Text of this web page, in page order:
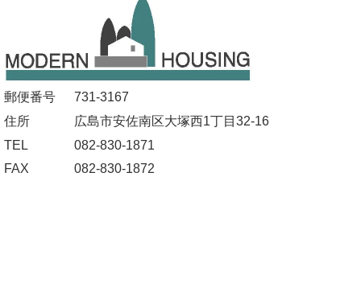
郵便番号
731-3167
住所
広島市安佐南区大塚西1丁目32-16
TEL
082-830-1871
FAX
082-830-1872